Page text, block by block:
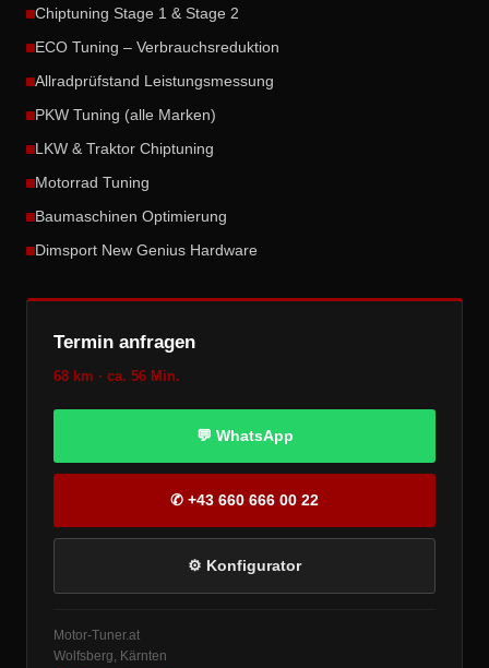
Chiptuning Stage 1 & Stage 2
ECO Tuning – Verbrauchsreduktion
Allradprüfstand Leistungsmessung
PKW Tuning (alle Marken)
LKW & Traktor Chiptuning
Motorrad Tuning
Baumaschinen Optimierung
Dimsport New Genius Hardware
Termin anfragen
68 km · ca. 56 Min.
💬 WhatsApp
✆ +43 660 666 00 22
⚙ Konfigurator
Motor-Tuner.at
Wolfsberg, Kärnten